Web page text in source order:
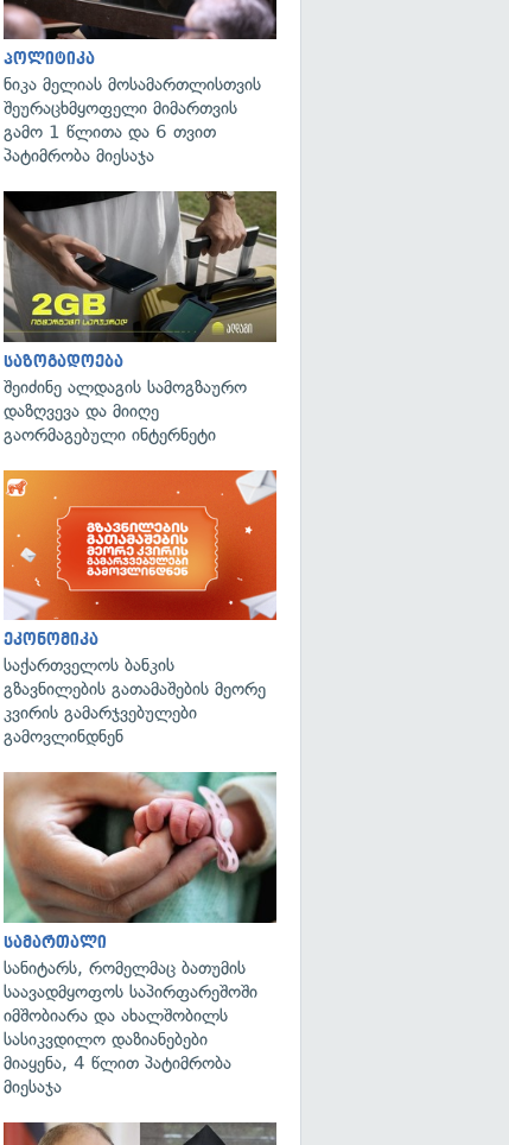
გადახედვა
გადახედვა
პოლიტიკა
ნიკა მელიას მოსამართლისთვის
შეურაცხმყოფელი მიმართვის
გამო 1 წლითა და 6 თვით
პატიმრობა მიესაჯა
საზოგადოება
შეიძინე ალდაგის სამოგზაურო
დაზღვევა და მიიღე
გაორმაგებული ინტერნეტი
ეკონომიკა
საქართველოს ბანკის
გზავნილების გათამაშების მეორე
კვირის გამარჯვებულები
გამოვლინდნენ
სამართალი
სანიტარს, რომელმაც ბათუმის
საავადმყოფოს საპირფარეშოში
იმშობიარა და ახალშობილს
სასიკვდილო დაზიანებები
მიაყენა, 4 წლით პატიმრობა
მიესაჯა